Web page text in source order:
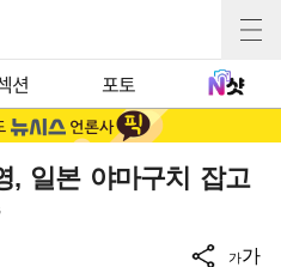
션 포토
, 일본 야마구치 잡고
가가